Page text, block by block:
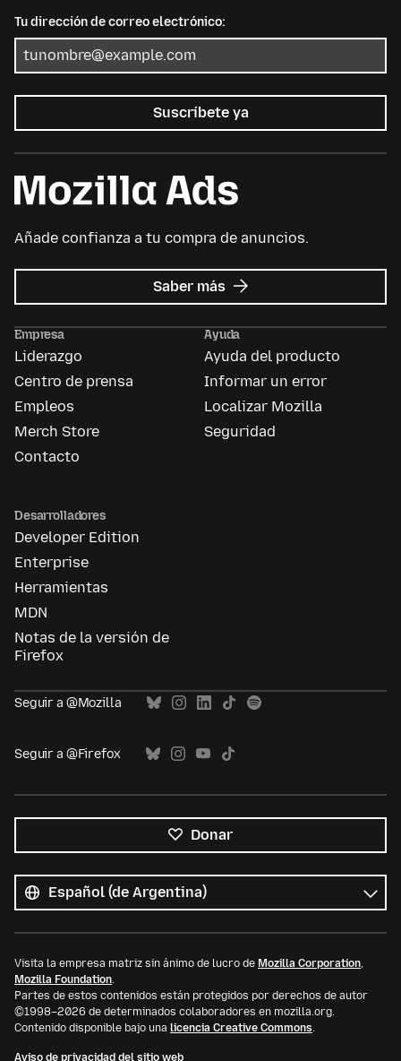
Tu dirección de correo electrónico:
Suscríbete ya
Añade confianza a tu compra de anuncios.
Saber más sobre
Mozilla
Empresa
Liderazgo
Centro de prensa
Empleos
Merch Store
Contacto
Ayuda
Ayuda del producto
Informar un error
Localizar Mozilla
Seguridad
Desarrolladores
Developer Edition
Enterprise
Herramientas
MDN
Notas de la versión de
Firefox
Seguir a @Mozilla
Seguir a @Firefox
Donar
los
idiomas
Idioma
Visita la empresa matriz sin ánimo de lucro de Mozilla Corporation,
Mozilla Foundation.
Partes de estos contenidos están protegidos por derechos de autor
©1998–2026 de determinados colaboradores en mozilla.org.
Contenido disponible bajo una licencia Creative Commons.
Aviso de privacidad del sitio web